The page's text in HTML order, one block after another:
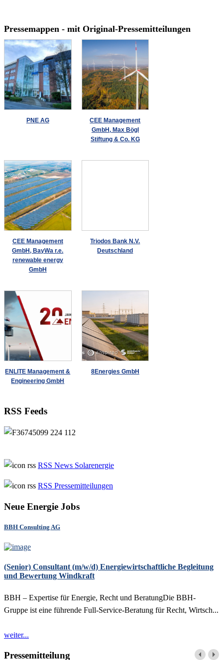
Pressemappen - mit Original-Pressemitteilungen
PNE AG
CEE Management
GmbH, Max Bögl
Stiftung & Co. KG
CEE Management
GmbH, BayWa r.e.
renewable energy
GmbH
Triodos Bank N.V.
Deutschland
ENLITE Management &
Engineering GmbH
8Energies GmbH
RSS Feeds
RSS News Solarenergie
RSS Pressemitteilungen
Neue Energie Jobs
BBH Consulting AG
(Senior) Consultant (m/w/d) Energiewirtschaftliche Begleitung
und Bewertung Windkraft
BBH – Expertise für Energie, Recht und BeratungDie BBH-
Gruppe ist eine führende Full-Service-Beratung für Recht, Wirtsch...
weiter...
Pressemitteilung